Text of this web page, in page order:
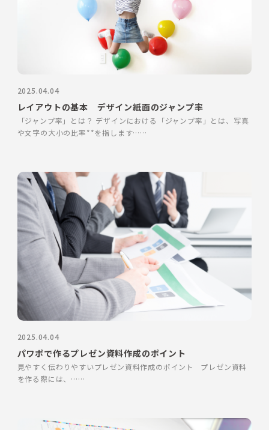
2025.04.04
レイアウトの基本 デザイン紙面のジャンプ率
「ジャンプ率」とは？ デザインにおける「ジャンプ率」とは、写真
や文字の大小の比率**を指します……
2025.04.04
パワポで作るプレゼン資料作成のポイント
見やすく伝わりやすいプレゼン資料作成のポイント プレゼン資料
を作る際には、……